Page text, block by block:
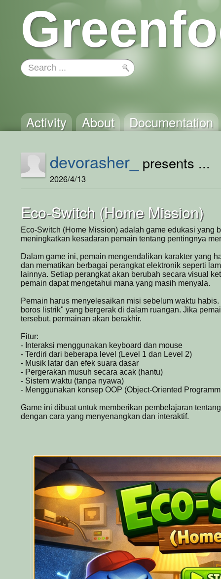
Activity About Documentation
devorasher_ presents ...
2026/4/13
Eco-Switch (Home Mission)
Eco-Switch (Home Mission) adalah game edukasi yang
meningkatkan kesadaran pemain tentang pentingnya
Dalam game ini, pemain mengendalikan karakter yang
dan mematikan berbagai perangkat elektronik seperti
lainnya. Setiap perangkat akan berubah secara visual
pemain dapat mengetahui mana yang masih menyala.
Pemain harus menyelesaikan misi sebelum waktu
boros listrik" yang bergerak di dalam ruangan. Jika
tersebut, permainan akan berakhir.
Fitur:
- Interaksi menggunakan keyboard dan mouse
- Terdiri dari beberapa level (Level 1 dan Level 2)
- Musik latar dan efek suara dasar
- Pergerakan musuh secara acak (hantu)
- Sistem waktu (tanpa nyawa)
- Menggunakan konsep OOP (Object-Oriented
Game ini dibuat untuk memberikan pembelajaran
dengan cara yang menyenangkan dan interaktif.